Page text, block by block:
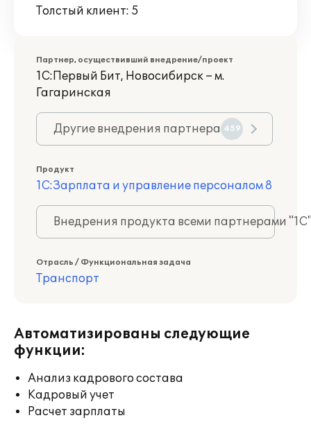
Толстый клиент: 5
Партнер, осуществивший внедрение/проект
1С:Первый Бит, Новосибирск – м.
Гагаринская
Другие внедрения партнера 459
Продукт
1С:Зарплата и управление персоналом 8
Внедрения продукта всеми партнерами
Отрасль / Функциональная задача
Транспорт
Автоматизированы следующие
функции:
Анализ кадрового состава
Кадровый учет
Расчет зарплаты